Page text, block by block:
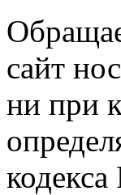
сайт
ни при